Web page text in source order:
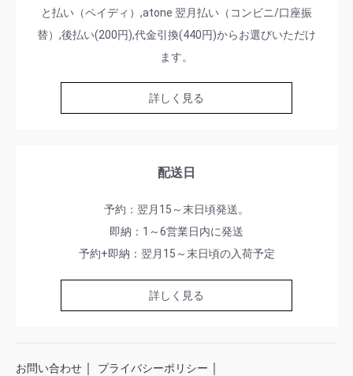
と払い（ペイディ）,atone 翌月払い（コンビニ/口座振
替）,後払い(200円),代金引換(440円)からお選びいただけ
ます。
詳しく見る
配送日
予約：翌月15～末日頃発送。
即納：1～6営業日内に発送
予約+即納：翌月15～末日頃の入荷予定
詳しく見る
お問い合わせ ｜ プライバシーポリシー ｜